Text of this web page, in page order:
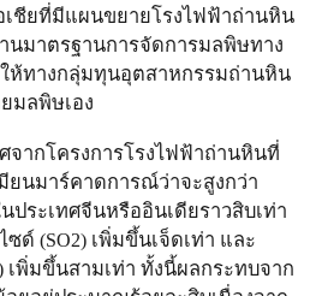
เชียที่มีแผนขยายโรงไฟฟ้าถ่านหิน
นมาตรฐานการจัดการมลพิษทาง
ให้ทางกลุ่มทุนอุตสาหกรรมถ่านหิน
มลพิษเอง
จากโครงการโรงไฟฟ้าถ่านหินที่
ยนมาร์คาดการณ์ว่าจะสูงกว่า
ระเทศจีนหรืออินเดียราวสิบเท่า
ด์ (SO2) เพิ่มขึ้นเจ็ดเท่า และ
เพิ่มขึ้นสามเท่า ทั้งนี้ผลกระทบจาก